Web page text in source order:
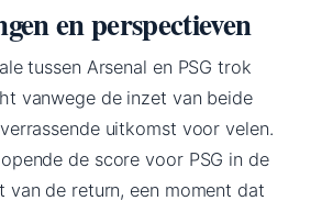
en perspectieven
tussen Arsenal en PSG trok
vanwege de inzet van beide
uitkomst voor velen.
de score voor PSG in de
van de return, een moment dat